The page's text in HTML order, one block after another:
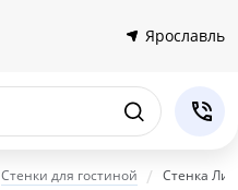
Ярославль
Стенки для гостиной Стенка